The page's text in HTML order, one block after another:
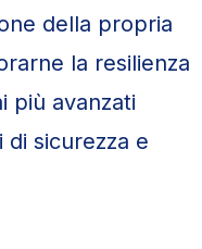
della propria
la resilienza
più avanzati
sicurezza e